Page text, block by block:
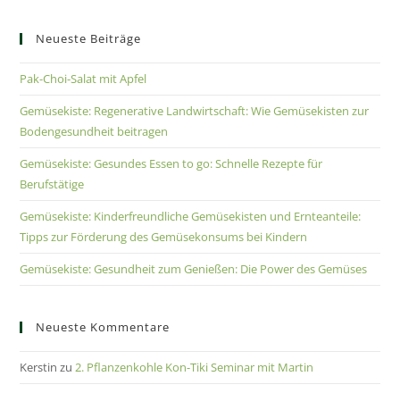
Neueste Beiträge
Pak-Choi-Salat mit Apfel
Gemüsekiste: Regenerative Landwirtschaft: Wie Gemüsekisten zur
Bodengesundheit beitragen
Gemüsekiste: Gesundes Essen to go: Schnelle Rezepte für
Berufstätige
Gemüsekiste: Kinderfreundliche Gemüsekisten und Ernteanteile:
Tipps zur Förderung des Gemüsekonsums bei Kindern
Gemüsekiste: Gesundheit zum Genießen: Die Power des Gemüses
Neueste Kommentare
Kerstin zu2. Pflanzenkohle Kon-Tiki Seminar mit Martin